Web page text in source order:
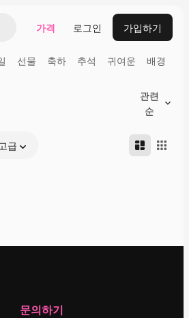
검색 가격 로그인 가입하기
선물 축하 추석 귀여운 배경
관련
순
급
문의하기